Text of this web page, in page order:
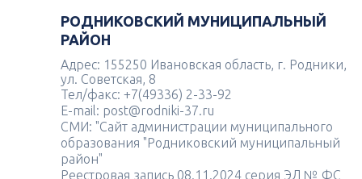
РОДНИКОВСКИЙ МУНИЦИПАЛЬНЫЙ
РАЙОН
Адрес: 155250 Ивановская область, г. Родники,
ул. Советская, 8
Тел/факс: +7(49336) 2-33-92
E-mail: post@rodniki-37.ru
СМИ: "Сайт администрации муниципального
образования "Родниковский муниципальный
район"
Реестровая запись 08.11.2024 серия ЭЛ № ФС